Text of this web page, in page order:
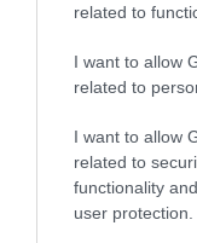
related to
I want to allow
related to
I want to allow
related to
functionality
user protection.
04.08.2026 | 15:02